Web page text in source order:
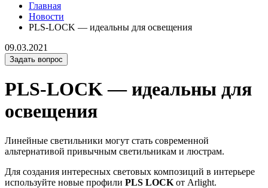
Главная
Новости
PLS-LOCK — идеальны для освещения
09.03.2021
Задать вопрос
PLS-LOCK — идеальны для
освещения
Линейные светильники могут стать современной
альтернативой привычным светильникам и люстрам.
Для создания интересных световых композиций в интерьере
используйте новые профили PLS LOCK от Arlight.